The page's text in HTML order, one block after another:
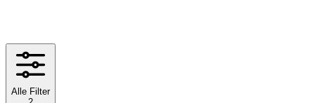
Alle Filter